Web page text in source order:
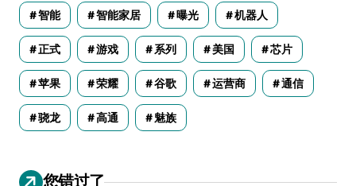
智能 智能家居 曝光 机器人
正式 游戏 系列 美国 芯片
苹果 荣耀 谷歌 运营商 通信
骁龙 高通 魅族
您错过了